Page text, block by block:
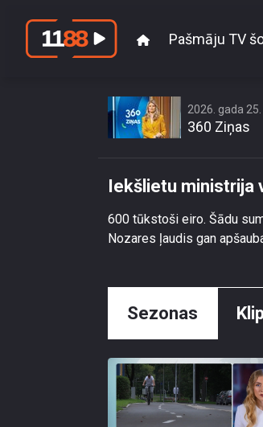
Pašmāju TV
2026. gada
360 Ziņas
Iekšlietu ministrija
600 tūkstoši eiro. Šādu
Nozares ļaudis gan
Sezonas